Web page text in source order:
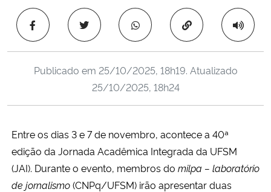
Ministério da Saúde
Ministério de Minas e Energia
Ministério da Ciência, Tecnologia, Inovações e Comunicações
Ministério do Meio Ambiente
Ministério do Turismo
Ministério do Desenvolvimento Regional
Copiar para área
Publicado em 25/10/2025, 18h19. Atualizado
25/10/2025, 18h24
Entre os dias 3 e 7 de novembro, acontece a 40ª
edição da Jornada Acadêmica Integrada da UFSM
(JAI). Durante o evento, membros do milpa – laboratório
de jornalismo(CNPq/UFSM) irão apresentar duas